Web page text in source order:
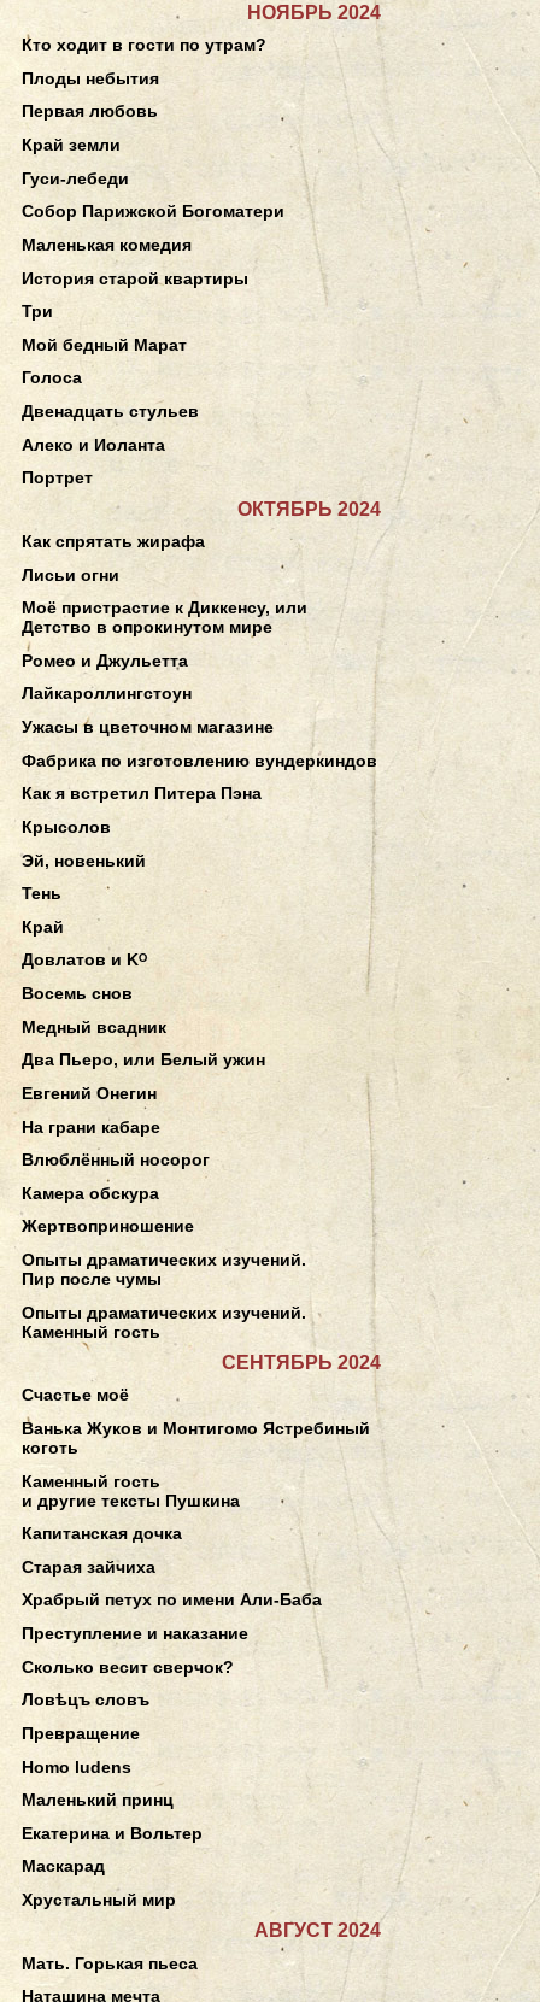
НОЯБРЬ 2024
Кто ходит в гости по утрам?
Плоды небытия
Первая любовь
Край земли
Гуси-лебеди
Собор Парижской Богоматери
Маленькая комедия
История старой квартиры
Три
Мой бедный Марат
Голоса
Двенадцать стульев
Алеко и Иоланта
Портрет
ОКТЯБРЬ 2024
Как спрятать жирафа
Лисьи огни
Моё пристрастие к Диккенсу, или
Детство в опрокинутом мире
Ромео и Джульетта
Лайкароллингстоун
Ужасы в цветочном магазине
Фабрика по изготовлению вундеркиндов
Как я встретил Питера Пэна
Крысолов
Эй, новенький
Тень
Край
Довлатов и Kᴼ
Восемь снов
Медный всадник
Два Пьеро, или Белый ужин
Евгений Онегин
На грани кабаре
Влюблённый носорог
Камера обскура
Жертвоприношение
Опыты драматических изучений.
Пир после чумы
Опыты драматических изучений.
Каменный гость
СЕНТЯБРЬ 2024
Счастье моё
Ванька Жуков и Монтигомо Ястребиный
коготь
Каменный гость
и другие тексты Пушкина
Капитанская дочка
Старая зайчиха
Храбрый петух по имени Али-Баба
Преступление и наказание
Сколько весит сверчок?
Ловѣцъ словъ
Превращение
Homo ludens
Маленький принц
Екатерина и Вольтер
Маскарад
Хрустальный мир
АВГУСТ 2024
Мать. Горькая пьеса
Наташина мечта